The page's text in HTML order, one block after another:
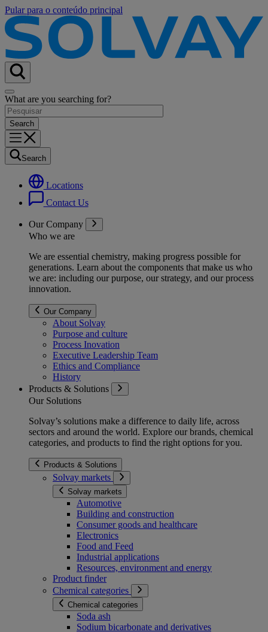
Pular para o conteúdo principal
What are you searching for?
Search
Locations
Contact Us
Our Company
Who we are
We are essential chemistry, making progress possible for
generations. Learn about the components that make us who
we are: including our purpose, our strategy, and our process
innovation.
Our Company
About Solvay
Purpose and culture
Process Inovation
Executive Leadership Team
Ethics and Compliance
History
Products & Solutions
Our Solutions
Solvay’s solutions make a difference to daily life, across
sectors and around the world. Explore our brands, chemical
categories, and products to find the right options for you.
Products & Solutions
Solvay markets
Solvay markets
Automotive
Building and construction
Consumer goods and healthcare
Electronics
Food and Feed
Industrial applications
Resources, environment and energy
Product finder
Chemical categories
Chemical categories
Soda ash
Sodium bicarbonate and derivatives